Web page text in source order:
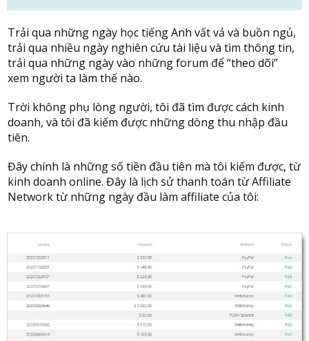
Trải qua những ngày học tiếng Anh vất vả và buồn ngủ,
trải qua nhiều ngày nghiên cứu tài liệu và tìm thông tin,
trải qua những ngày vào những forum để “theo dõi”
xem người ta làm thế nào.
Trời không phụ lòng người, tôi đã tìm được cách kinh
doanh, và tôi đã kiếm được những dòng thu nhập đầu
tiên.
Đây chính là những số tiền đầu tiên mà tôi kiếm được, từ
kinh doanh online. Đây là lịch sử thanh toán từ Affiliate
Network từ những ngày đầu làm affiliate của tôi: